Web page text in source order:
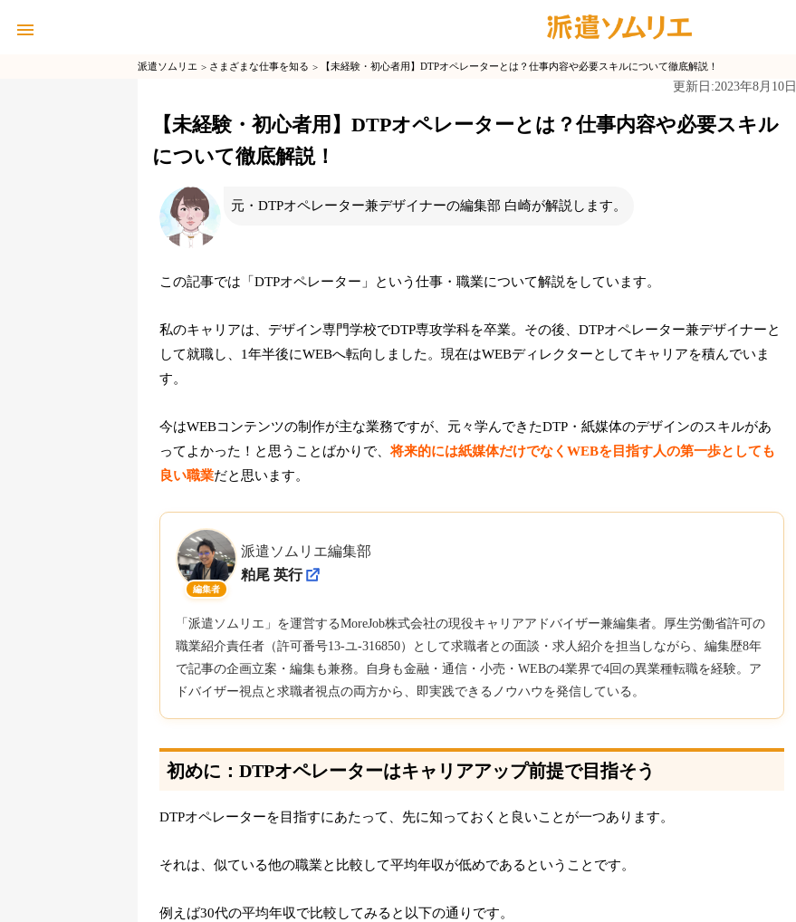
派遣ソムリエ さまざまな仕事を知る 【未経験・初心者用】DTPオペレーターとは？仕事内容や必要スキルについて徹底解説！
更新日:2023年8月10日
【未経験・初心者用】DTPオペレーターとは？仕事内容や必要スキル
について徹底解説！
元・DTPオペレーター兼デザイナーの編集部 白崎が解説します。
この記事では「DTPオペレーター」という仕事・職業について解説をしています。
私のキャリアは、デザイン専門学校でDTP専攻学科を卒業。その後、DTPオペレーター兼デザイナーと
して就職し、1年半後にWEBへ転向しました。現在はWEBディレクターとしてキャリアを積んでいま
す。
今はWEBコンテンツの制作が主な業務ですが、元々学んできたDTP・紙媒体のデザインのスキルがあ
ってよかった！と思うことばかりで、将来的には紙媒体だけでなくWEBを目指す人の第一歩としても
良い職業だと思います。
編集者
派遣ソムリエ編集部
粕尾 英行
「派遣ソムリエ」を運営するMoreJob株式会社の現役キャリアアドバイザー兼編集者。厚生労働省許可の
職業紹介責任者（許可番号13-ユ-316850）として求職者との面談・求人紹介を担当しながら、編集歴8年
で記事の企画立案・編集も兼務。自身も金融・通信・小売・WEBの4業界で4回の異業種転職を経験。ア
ドバイザー視点と求職者視点の両方から、即実践できるノウハウを発信している。
初めに：DTPオペレーターはキャリアアップ前提で目指そう
DTPオペレーターを目指すにあたって、先に知っておくと良いことが一つあります。
それは、似ている他の職業と比較して平均年収が低めであるということです。
例えば30代の平均年収で比較してみると以下の通りです。